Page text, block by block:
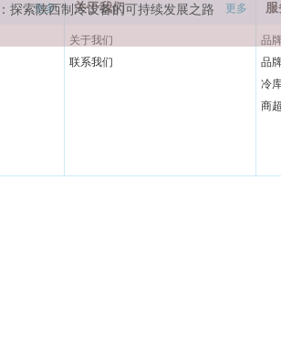
探索陕西制冷设备的可持续发展之路
更多 关于我们 更多
关于我们
联系我们
品
品
冷
商